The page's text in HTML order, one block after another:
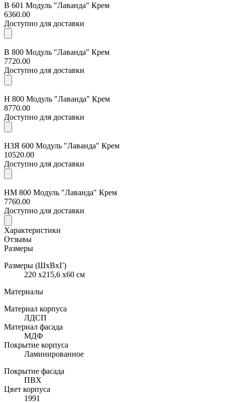
В 601 Модуль "Лаванда" Крем
6360.00
Доступно для доставки
В 800 Модуль "Лаванда" Крем
7720.00
Доступно для доставки
Н 800 Модуль "Лаванда" Крем
8770.00
Доступно для доставки
Н3Я 600 Модуль "Лаванда" Крем
10520.00
Доступно для доставки
НМ 800 Модуль "Лаванда" Крем
7760.00
Доступно для доставки
Характеристики
Отзывы
Размеры
Размеры (ШхВхГ)
220 x215,6 x60 см
Материалы
Материал корпуса
ЛДСП
Материал фасада
МДФ
Покрытие корпуса
Ламинированное
Покрытие фасада
ПВХ
Цвет корпуса
1991